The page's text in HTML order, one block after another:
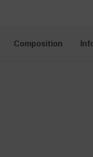
Composition